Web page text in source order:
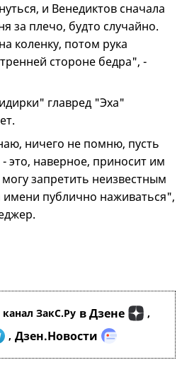
и Венедиктов сначала
за плечо, будто случайно.
коленку, потом рука
стороне бедра", -
главред "Эха"
ничего не помню, пусть
это, наверное, приносит им
запретить неизвестным
публично наживаться",
ЗакС.Ру в Дзене ,
, Дзен.Новости